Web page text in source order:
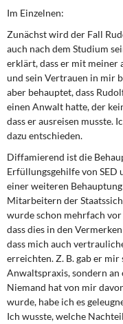
Im Einzelnen:
Zunächst wird der Fall
auch nach dem Studi­um
erklärt, dass er mit meiner
und sein Vertrauen in mir
aber behauptet, dass
einen An­walt hatte, der
dass er ausreisen musste.
dazu entschieden.
Diffamierend ist die
Erfüllungsgehilfe von SED
einer weiteren
Mitarbeitern der
wurde schon mehrfach
dass dies in den
dass mich auch
erreichten. Z. B. gab er
Anwaltspraxis, sondern
Niemand hat von mir
wurde, habe ich es
Ich wusste, welche